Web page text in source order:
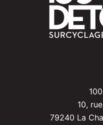
10,
79240 La